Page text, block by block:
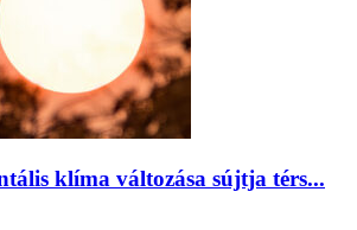
klíma változása sújtja térs...